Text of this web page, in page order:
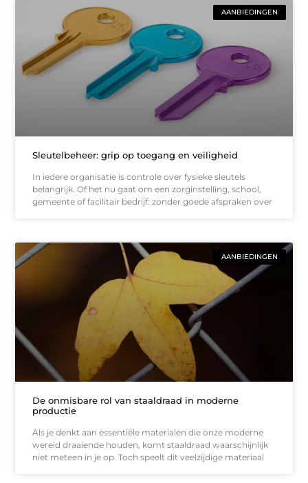
AANBIEDINGEN
Sleutelbeheer: grip op toegang en veiligheid
In iedere organisatie is controle over fysieke sleutels
belangrijk. Of het nu gaat om een zorginstelling, school,
gemeente of facilitair bedrijf: zonder goede afspraken over
AANBIEDINGEN
De onmisbare rol van staaldraad in moderne
productie
Als je denkt aan essentiële materialen die onze moderne
wereld draaiende houden, komt staaldraad waarschijnlijk
niet meteen in je op. Toch speelt dit veelzijdige materiaal